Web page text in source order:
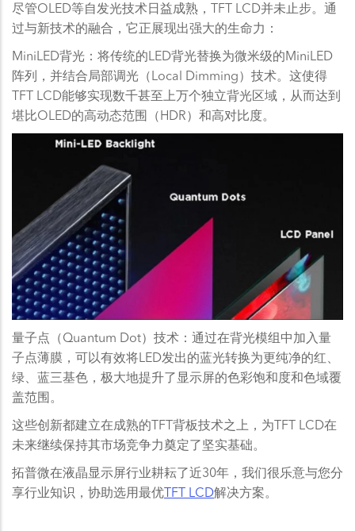
尽管OLED等自发光技术日益成熟，TFT LCD并未止步。通
过与新技术的融合，它正展现出强大的生命力：
MiniLED背光：将传统的LED背光替换为微米级的MiniLED
阵列，并结合局部调光（Local Dimming）技术。这使得
TFT LCD能够实现数千甚至上万个独立背光区域，从而达到
堪比OLED的高动态范围（HDR）和高对比度。
量子点（Quantum Dot）技术：通过在背光模组中加入量
子点薄膜，可以有效将LED发出的蓝光转换为更纯净的红、
绿、蓝三基色，极大地提升了显示屏的色彩饱和度和色域覆
盖范围。
这些创新都建立在成熟的TFT背板技术之上，为TFT LCD在
未来继续保持其市场竞争力奠定了坚实基础。
拓普微在液晶显示屏行业耕耘了近30年，我们很乐意与您分
享行业知识，协助选用最优TFT LCD解决方案。